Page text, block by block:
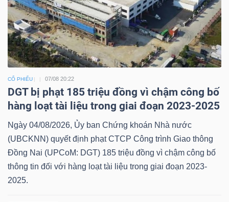
CỔ PHIẾU 07/08 20:22
DGT bị phạt 185 triệu đồng vì chậm công bố
hàng loạt tài liệu trong giai đoạn 2023-2025
Ngày 04/08/2026, Ủy ban Chứng khoán Nhà nước
(UBCKNN) quyết định phạt CTCP Công trình Giao thông
Đồng Nai (UPCoM: DGT) 185 triệu đồng vì chậm công bố
thông tin đối với hàng loạt tài liệu trong giai đoạn 2023-
2025.